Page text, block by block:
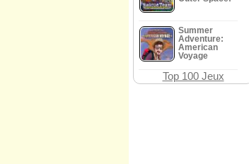
Summer
Adventure:
American
Voyage
Top 100 Jeux